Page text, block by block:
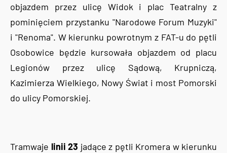
objazdem przez ulicę Widok i plac Teatralny z
pominięciem przystanku "Narodowe Forum Muzyki"
i "Renoma". W kierunku powrotnym z FAT-u do pętli
Osobowice będzie kursowała objazdem od placu
Legionów przez ulicę Sądową, Krupniczą,
Kazimierza Wielkiego, Nowy Świat i most Pomorski
do ulicy Pomorskiej.
Tramwaje linii 23 jadące z pętli Kromera w kierunku